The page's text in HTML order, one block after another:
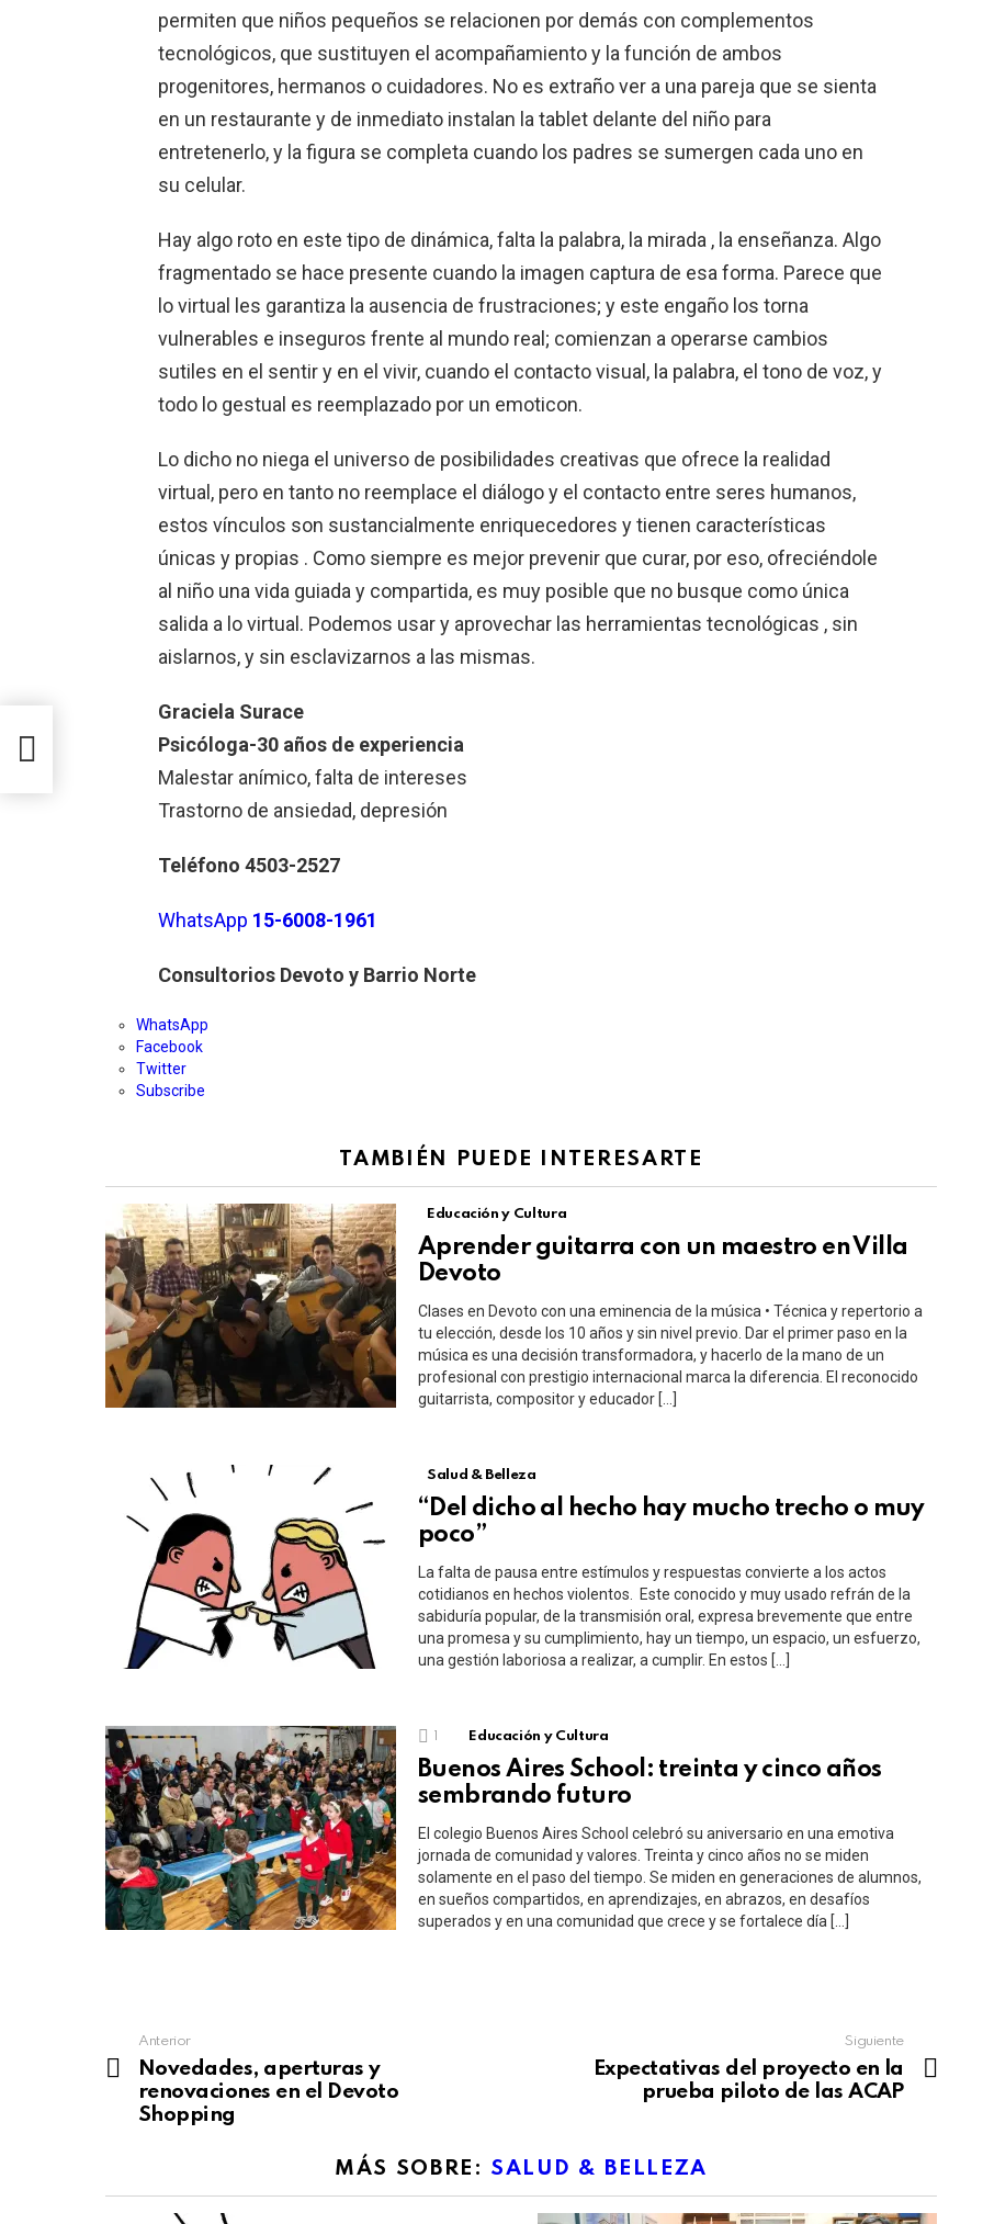
permiten que niños pequeños se relacionen por demás con complementos
tecnológicos, que sustituyen el acompañamiento y la función de ambos
progenitores, hermanos o cuidadores. No es extraño ver a una pareja que se sienta
en un restaurante y de inmediato instalan la tablet delante del niño para
entretenerlo, y la figura se completa cuando los padres se sumergen cada uno en
su celular.
Hay algo roto en este tipo de dinámica, falta la palabra, la mirada , la enseñanza. Algo
fragmentado se hace presente cuando la imagen captura de esa forma. Parece que
lo virtual les garantiza la ausencia de frustraciones; y este engaño los torna
vulnerables e inseguros frente al mundo real; comienzan a operarse cambios
sutiles en el sentir y en el vivir, cuando el contacto visual, la palabra, el tono de voz, y
todo lo gestual es reemplazado por un emoticon.
Lo dicho no niega el universo de posibilidades creativas que ofrece la realidad
virtual, pero en tanto no reemplace el diálogo y el contacto entre seres humanos,
estos vínculos son sustancialmente enriquecedores y tienen características
únicas y propias . Como siempre es mejor prevenir que curar, por eso, ofreciéndole
al niño una vida guiada y compartida, es muy posible que no busque como única
salida a lo virtual. Podemos usar y aprovechar las herramientas tecnológicas , sin
aislarnos, y sin esclavizarnos a las mismas.
Graciela Surace
Psicóloga-30 años de experiencia
Malestar anímico, falta de intereses
Trastorno de ansiedad, depresión
Teléfono 4503-2527
WhatsApp 15-6008-1961
Consultorios Devoto y Barrio Norte
WhatsApp
Facebook
Twitter
Subscribe
TAMBIÉN PUEDE INTERESARTE
Educación y Cultura
Aprender guitarra con un maestro en Villa
Devoto
Clases en Devoto con una eminencia de la música • Técnica y repertorio a
tu elección, desde los 10 años y sin nivel previo. Dar el primer paso en la
música es una decisión transformadora, y hacerlo de la mano de un
profesional con prestigio internacional marca la diferencia. El reconocido
guitarrista, compositor y educador […]
Salud & Belleza
“Del dicho al hecho hay mucho trecho o muy
poco”
La falta de pausa entre estímulos y respuestas convierte a los actos
cotidianos en hechos violentos. Este conocido y muy usado refrán de la
sabiduría popular, de la transmisión oral, expresa brevemente que entre
una promesa y su cumplimiento, hay un tiempo, un espacio, un esfuerzo,
una gestión laboriosa a realizar, a cumplir. En estos […]
1 Educación y Cultura
Buenos Aires School: treinta y cinco años
sembrando futuro
El colegio Buenos Aires School celebró su aniversario en una emotiva
jornada de comunidad y valores. Treinta y cinco años no se miden
solamente en el paso del tiempo. Se miden en generaciones de alumnos,
en sueños compartidos, en aprendizajes, en abrazos, en desafíos
superados y en una comunidad que crece y se fortalece día […]
more
Anterior
Novedades, aperturas y
renovaciones en el Devoto
Shopping
Siguiente
Expectativas del proyecto en la
prueba piloto de las ACAP
MÁS SOBRE: SALUD & BELLEZA